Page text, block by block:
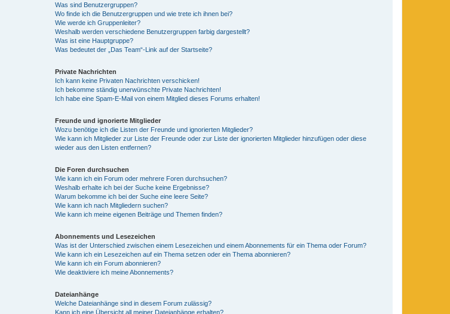
Was sind Benutzergruppen?
Wo finde ich die Benutzergruppen und wie trete ich ihnen bei?
Wie werde ich Gruppenleiter?
Weshalb werden verschiedene Benutzergruppen farbig dargestellt?
Was ist eine Hauptgruppe?
Was bedeutet der „Das Team“-Link auf der Startseite?
Private Nachrichten
Ich kann keine Privaten Nachrichten verschicken!
Ich bekomme ständig unerwünschte Private Nachrichten!
Ich habe eine Spam-E-Mail von einem Mitglied dieses Forums erhalten!
Freunde und ignorierte Mitglieder
Wozu benötige ich die Listen der Freunde und ignorierten Mitglieder?
Wie kann ich Mitglieder zur Liste der Freunde oder zur Liste der ignorierten Mitglieder hinzufügen oder diese
wieder aus den Listen entfernen?
Die Foren durchsuchen
Wie kann ich ein Forum oder mehrere Foren durchsuchen?
Weshalb erhalte ich bei der Suche keine Ergebnisse?
Warum bekomme ich bei der Suche eine leere Seite?
Wie kann ich nach Mitgliedern suchen?
Wie kann ich meine eigenen Beiträge und Themen finden?
Abonnements und Lesezeichen
Was ist der Unterschied zwischen einem Lesezeichen und einem Abonnements für ein Thema oder Forum?
Wie kann ich ein Lesezeichen auf ein Thema setzen oder ein Thema abonnieren?
Wie kann ich ein Forum abonnieren?
Wie deaktiviere ich meine Abonnements?
Dateianhänge
Welche Dateianhänge sind in diesem Forum zulässig?
Kann ich eine Übersicht all meiner Dateianhänge erhalten?